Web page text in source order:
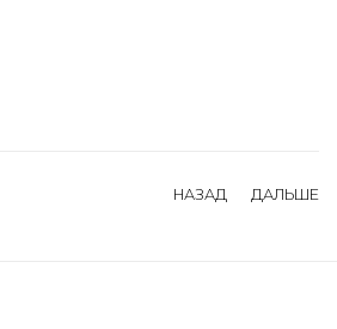
НАЗАД ДАЛЬШЕ